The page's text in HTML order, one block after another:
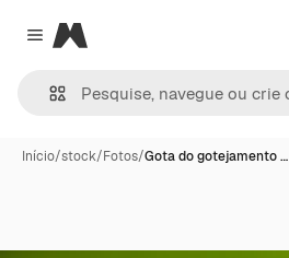
Close menu
Magnific
Início/stock/Fotos/Gota do gotejamento …